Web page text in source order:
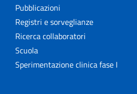
Pubblicazioni
Registri e sorveglianze
Ricerca collaboratori
Scuola
Sperimentazione clinica fase I